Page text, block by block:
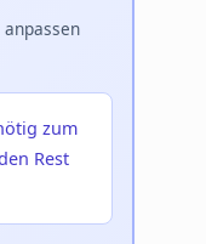
zum
Rest